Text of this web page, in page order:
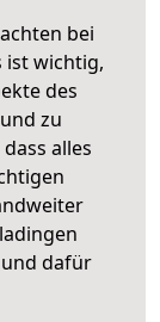
bei
ist wichtig,
des
und zu
alles
dafür